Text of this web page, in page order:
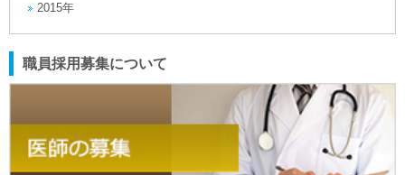
2015年
職員採用募集について